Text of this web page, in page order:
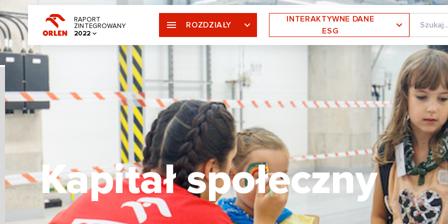
RAPORT
ZINTEGROWANY
2022
ROZDZIAŁY
INTERAKTYWNE DANE
ESG
Kapitał społeczny